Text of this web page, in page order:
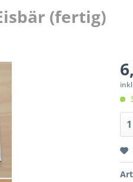
(fertig)